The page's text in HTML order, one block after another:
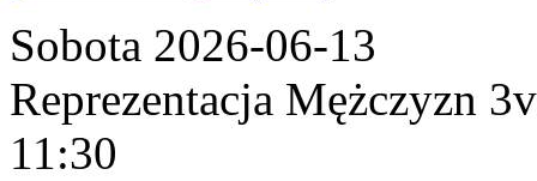
Sobota 2026-06-13
Reprezentacja Mężczyzn
11:30